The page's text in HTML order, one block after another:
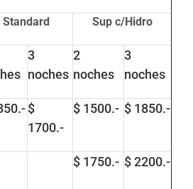
Standard Sup c/Hidro
3
noches
2
noches
3
noches
$
1700.-
$ 1500.- $ 1850.-
$ 1750.- $ 2200.-